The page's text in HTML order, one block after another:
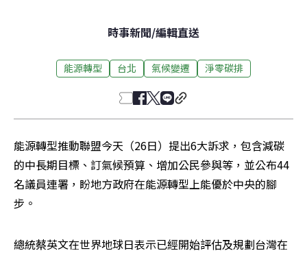
時事新聞/編輯直送
能源轉型 台北 氣候變遷 淨零碳排
能源轉型推動聯盟今天（26日）提出6大訴求，包含減碳
的中長期目標、訂氣候預算、增加公民參與等，並公布44
名議員連署，盼地方政府在能源轉型上能優於中央的腳
步。
總統蔡英文在世界地球日表示已經開始評估及規劃台灣在